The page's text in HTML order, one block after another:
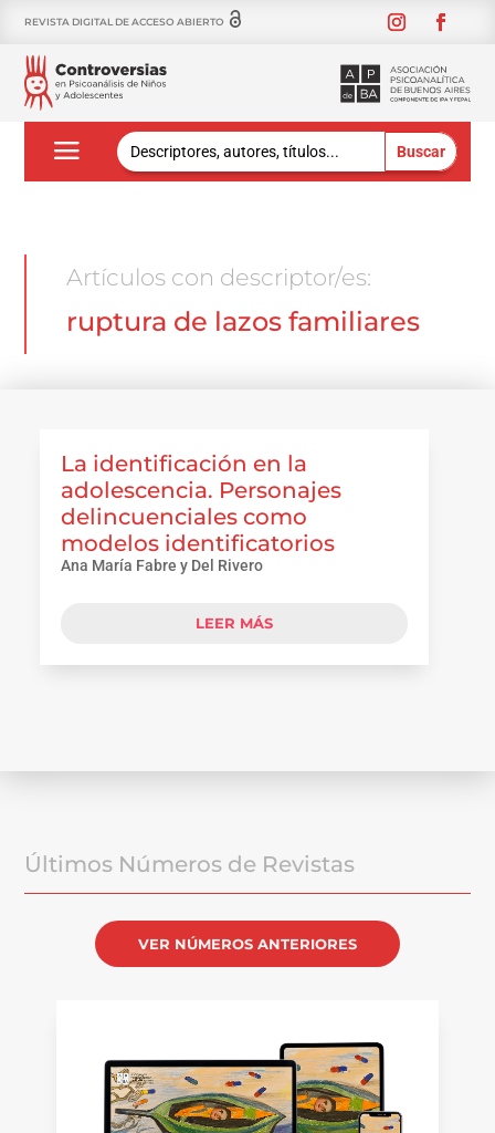
REVISTA DIGITAL DE ACCESO ABIERTO
Buscar:
Artículos con descriptor/es:
ruptura de lazos familiares
La identificación en la
adolescencia. Personajes
delincuenciales como
modelos identificatorios
Ana María Fabre y Del Rivero
LEER MÁS
Últimos Números de Revistas
VER NÚMEROS ANTERIORES